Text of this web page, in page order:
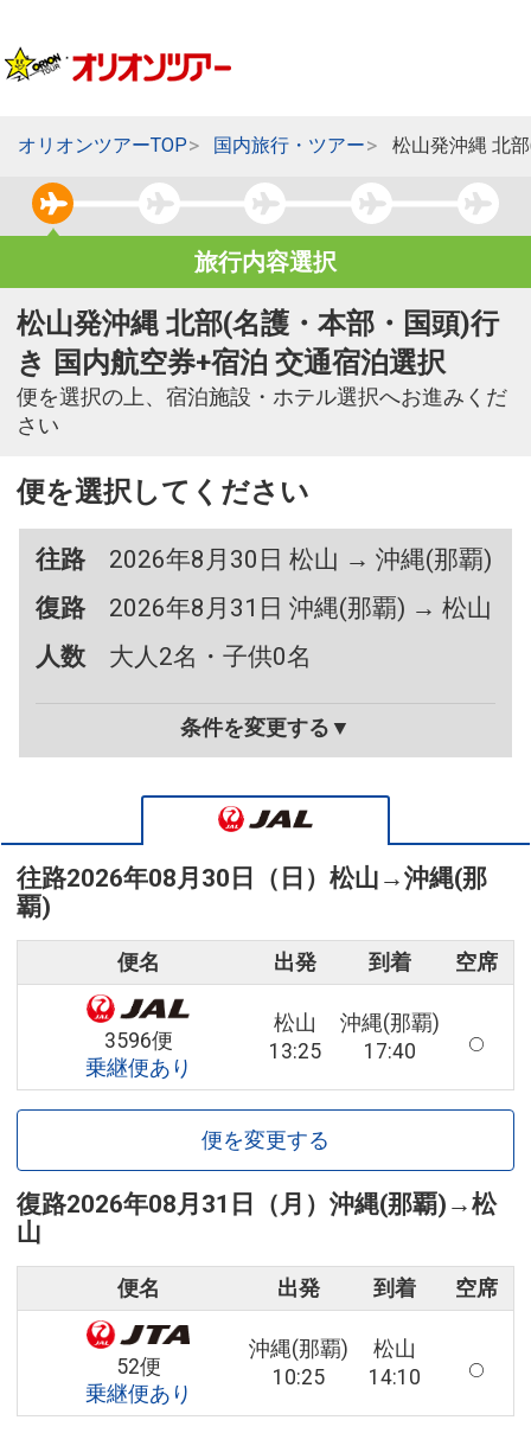
オリオンツアーTOP 国内旅行・ツアー 松山発沖縄 北
旅行内容選択
松山発沖縄 北部(名護・本部・国頭)行
き 国内航空券+宿泊 交通宿泊選択
便を選択の上、宿泊施設・ホテル選択へお進みくだ
さい
便を選択してください
往路
2026年8月30日 松山 → 沖縄(那覇)
復路
2026年8月31日 沖縄(那覇) → 松山
人数
大人2名・子供0名
条件を変更する▼
往路2026年08月30日（日） 松山 →沖縄(那
覇)
便名 出発 到着 空席
3596便
乗継便あり
松山
13:25
沖縄(那覇)
17:40
便を変更する
復路2026年08月31日（月） 沖縄(那覇) →松
山
便名 出発 到着 空席
52便
乗継便あり
沖縄(那覇)
10:25
松山
14:10